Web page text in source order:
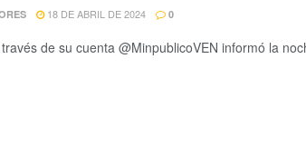
18 DE ABRIL DE 2024 0
de su cuenta @MinpublicoVEN informó la